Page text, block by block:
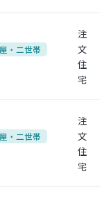
・二世帯
注
文
住
宅
・二世帯
注
文
住
宅